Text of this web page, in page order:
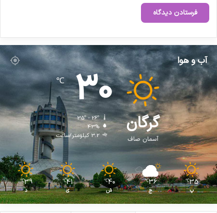
ا
1
0
5
آب و هوا
گرگان
آسمان صاف
30
℃
35º - 26º
43%
3.2 کیلومتر/ساعت
35
℃
پ
36
℃
ج
40
℃
ش
41
℃
ی
39
℃
د